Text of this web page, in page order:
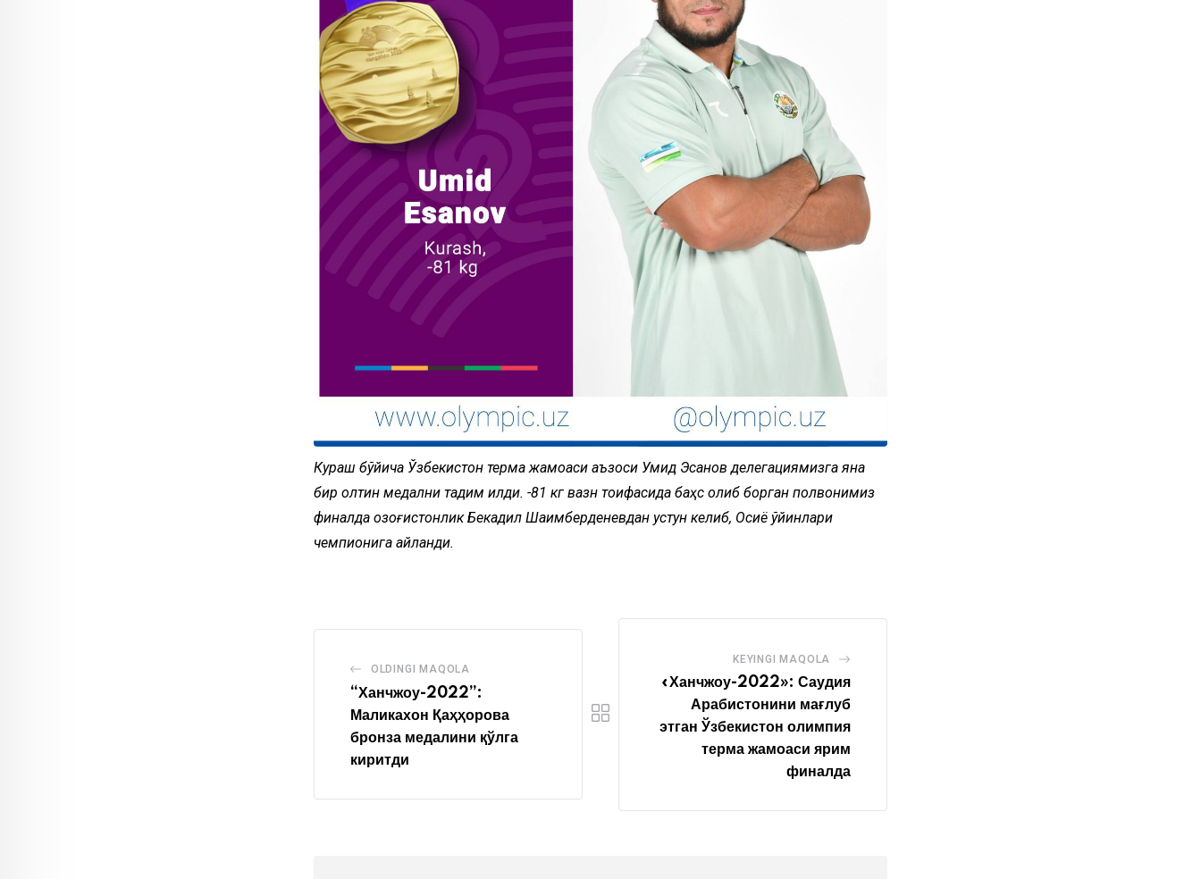
Кураш бўйича Ўзбекистон терма жамоаси аъзоси Умид Эсанов делегациямизга яна
бир олтин медални тақдим қилди. -81 кг вазн тоифасида баҳс олиб борган полвонимиз
финалда қозоғистонлик Бекадил Шаимберденевдан устун келиб, Осиё ўйинлари
чемпионига айланди.
OLDINGI MAQOLA
“Ханчжоу-2022”:
Маликахон Қаҳҳорова
бронза медалини қўлга
киритди
KEYINGI MAQOLA
«Ханчжоу-2022»: Саудия
Арабистонини мағлуб
этган Ўзбекистон олимпия
терма жамоаси ярим
финалда